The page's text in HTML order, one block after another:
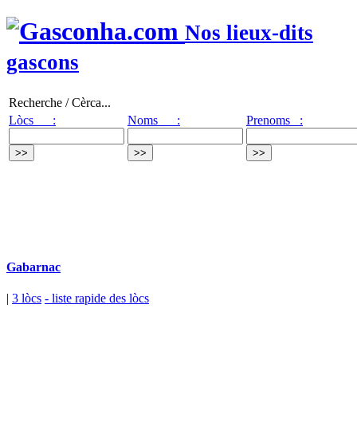
Nos lieux-dits
gascons
Recherche / Cèrca...
Lòcs :
Noms : Prenoms :
Gabarnac
| 3 lòcs - liste rapide des lòcs